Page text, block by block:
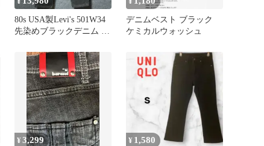
80s USA製Levi's 501W34
先染めブラックデニム パ
デニムベスト ブラック
ケミカルウォッシュ
¥3,299 ¥ 1,580